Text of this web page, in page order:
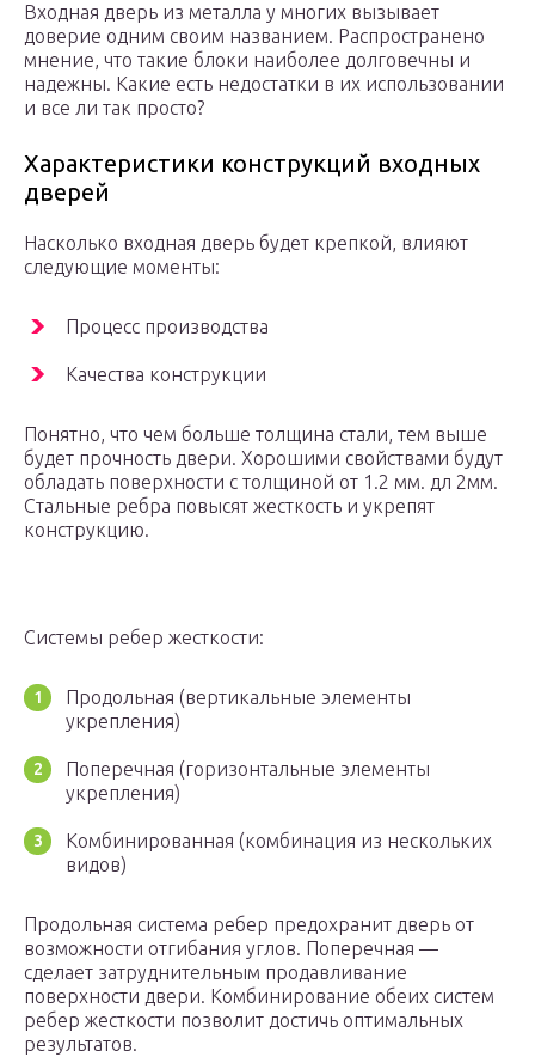
Входная дверь из металла у многих вызывает
доверие одним своим названием. Распространено
мнение, что такие блоки наиболее долговечны и
надежны. Какие есть недостатки в их использовании
и все ли так просто?
Характеристики конструкций входных
дверей
Насколько входная дверь будет крепкой, влияют
следующие моменты:
Процесс производства
Качества конструкции
Понятно, что чем больше толщина стали, тем выше
будет прочность двери. Хорошими свойствами будут
обладать поверхности с толщиной от 1.2 мм. дл 2мм.
Стальные ребра повысят жесткость и укрепят
конструкцию.
Системы ребер жесткости:
Продольная (вертикальные элементы
укрепления)
Поперечная (горизонтальные элементы
укрепления)
Комбинированная (комбинация из нескольких
видов)
Продольная система ребер предохранит дверь от
возможности отгибания углов. Поперечная —
сделает затруднительным продавливание
поверхности двери. Комбинирование обеих систем
ребер жесткости позволит достичь оптимальных
результатов.